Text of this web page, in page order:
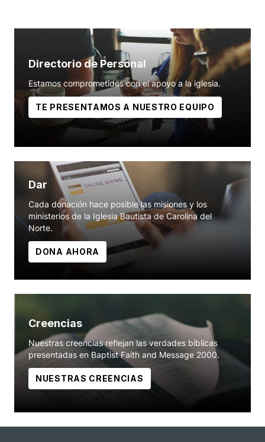
Directorio de Personal
Estamos comprometidos con el apoyo a la iglesia.
TE PRESENTAMOS A NUESTRO EQUIPO
Dar
Cada donación hace posible las misiones y los
ministerios de la Iglesia Bautista de Carolina del
Norte.
DONA AHORA
Creencias
Nuestras creencias reflejan las verdades bíblicas
presentadas en Baptist Faith and Message 2000.
NUESTRAS CREENCIAS